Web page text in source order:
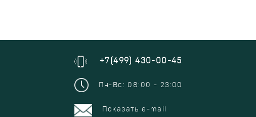
+7(499) 430-00-45
Пн-Вс: 08:00 - 23:00
Показать e-mail